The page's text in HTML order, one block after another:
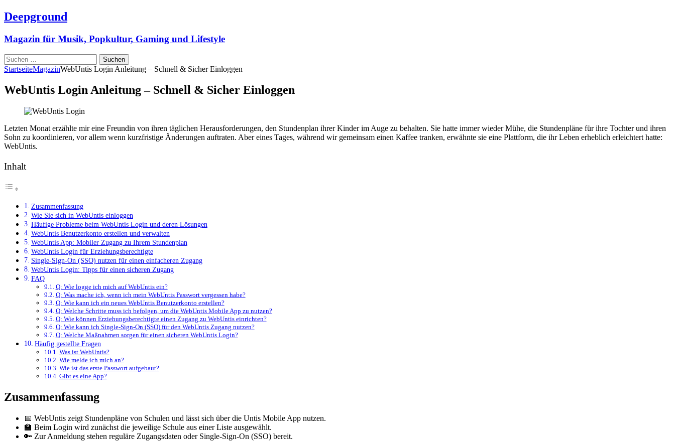
Deepground
Magazin für Musik, Popkultur, Gaming und Lifestyle
Suchen
nach:
StartseiteMagazinWebUntis Login Anleitung – Schnell & Sicher Einloggen
WebUntis Login Anleitung – Schnell & Sicher Einloggen
Letzten Monat erzählte mir eine Freundin von ihren täglichen Herausforderungen, den Stundenplan ihrer Kinder im Auge zu behalten. Sie hatte immer wieder Mühe, die Stundenpläne für ihre Tochter und ihren
Sohn zu koordinieren, vor allem wenn kurzfristige Änderungen auftraten. Aber eines Tages, während wir gemeinsam einen Kaffee tranken, erwähnte sie eine Plattform, die ihr Leben erheblich erleichtert hatte:
WebUntis.
Inhalt
Zusammenfassung
Wie Sie sich in WebUntis einloggen
Häufige Probleme beim WebUntis Login und deren Lösungen
WebUntis Benutzerkonto erstellen und verwalten
WebUntis App: Mobiler Zugang zu Ihrem Stundenplan
WebUntis Login für Erziehungsberechtigte
Single-Sign-On (SSO) nutzen für einen einfacheren Zugang
WebUntis Login: Tipps für einen sicheren Zugang
FAQ
Q: Wie logge ich mich auf WebUntis ein?
Q: Was mache ich, wenn ich mein WebUntis Passwort vergessen habe?
Q: Wie kann ich ein neues WebUntis Benutzerkonto erstellen?
Q: Welche Schritte muss ich befolgen, um die WebUntis Mobile App zu nutzen?
Q: Wie können Erziehungsberechtigte einen Zugang zu WebUntis einrichten?
Q: Wie kann ich Single-Sign-On (SSO) für den WebUntis Zugang nutzen?
Q: Welche Maßnahmen sorgen für einen sicheren WebUntis Login?
Häufig gestellte Fragen
Was ist WebUntis?
Wie melde ich mich an?
Wie ist das erste Passwort aufgebaut?
Gibt es eine App?
Zusammenfassung
📅 WebUntis zeigt Stundenpläne von Schulen und lässt sich über die Untis Mobile App nutzen.
🏫 Beim Login wird zunächst die jeweilige Schule aus einer Liste ausgewählt.
🔑 Zur Anmeldung stehen reguläre Zugangsdaten oder Single-Sign-On (SSO) bereit.